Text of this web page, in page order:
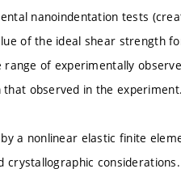
nanoindentation tests
of the ideal shear strength
of experimentally
observed in the experiment.
a nonlinear elastic finite